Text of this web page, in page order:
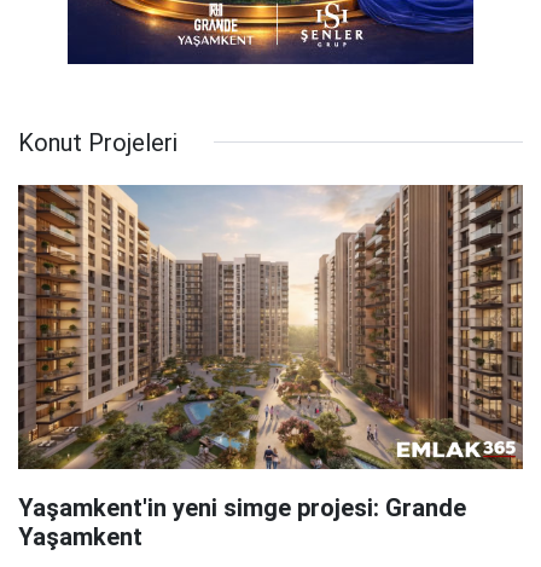
Konut Projeleri
Yaşamkent'in yeni simge projesi: Grande
Yaşamkent